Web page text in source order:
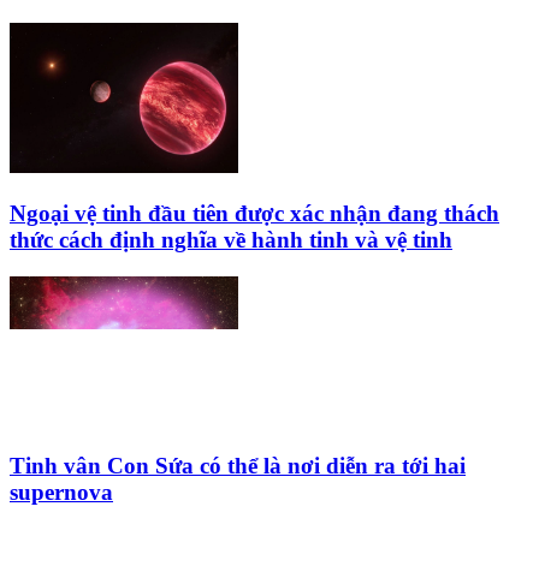
Ngoại vệ tinh đầu tiên được xác nhận đang thách
thức cách định nghĩa về hành tinh và vệ tinh
Tinh vân Con Sứa có thể là nơi diễn ra tới hai
supernova